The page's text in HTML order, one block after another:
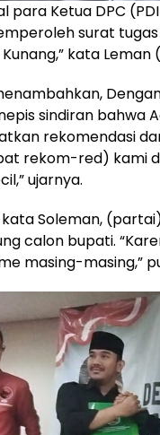
para Ketua DPC
surat
kata
sindiran bahwa
rekomendasi
rekom-red) kami
ujarnya.
kata Soleman,
calon bupati.
masing-masing,”